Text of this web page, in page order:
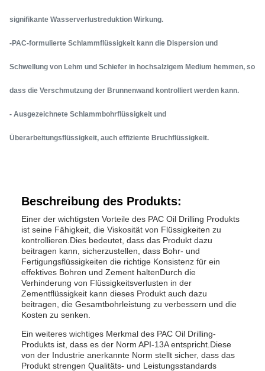
signifikante Wasserverlustreduktion Wirkung.
-PAC-formulierte Schlammflüssigkeit kann die Dispersion und
Schwellung von Lehm und Schiefer in hochsalzigem Medium hemmen, so
dass die Verschmutzung der Brunnenwand kontrolliert werden kann.
- Ausgezeichnete Schlammbohrflüssigkeit und
Überarbeitungsflüssigkeit, auch effiziente Bruchflüssigkeit.
Beschreibung des Produkts:
Einer der wichtigsten Vorteile des PAC Oil Drilling Produkts
ist seine Fähigkeit, die Viskosität von Flüssigkeiten zu
kontrollieren.Dies bedeutet, dass das Produkt dazu
beitragen kann, sicherzustellen, dass Bohr- und
Fertigungsflüssigkeiten die richtige Konsistenz für ein
effektives Bohren und Zement haltenDurch die
Verhinderung von Flüssigkeitsverlusten in der
Zementflüssigkeit kann dieses Produkt auch dazu
beitragen, die Gesamtbohrleistung zu verbessern und die
Kosten zu senken.
Ein weiteres wichtiges Merkmal des PAC Oil Drilling-
Produkts ist, dass es der Norm API-13A entspricht.Diese
von der Industrie anerkannte Norm stellt sicher, dass das
Produkt strengen Qualitäts- und Leistungsstandards